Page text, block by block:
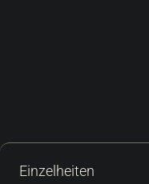
Einzelheiten